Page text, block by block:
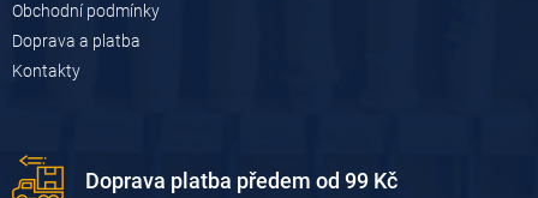
Obchodní podmínky
Doprava a platba
Kontakty
Doprava platba předem od 99 Kč